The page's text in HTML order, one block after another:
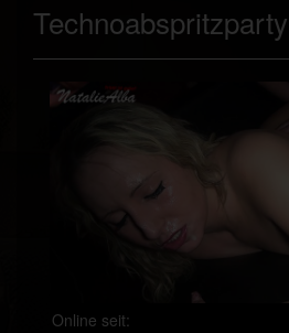
Technoabspritzparty
Online seit: